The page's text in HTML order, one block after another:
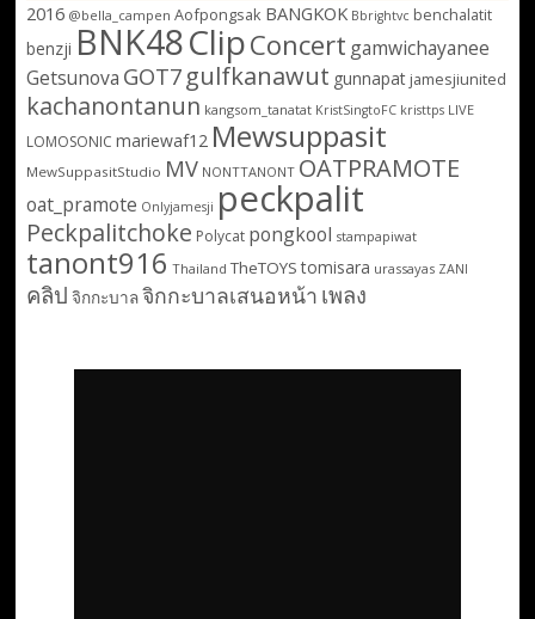
2016 @bella_campen Aofpongsak BANGKOK Bbrightvc benchalatit
benzji BNK48ClipConcert gamwichayanee
Getsunova GOT7 gulfkanawut gunnapat jamesjiunited
kachanontanun kangsom_tanatat KristSingtoFC kristtps LIVE
LOMOSONIC mariewaf12 Mewsuppasit
MewSuppasitStudio MV NONTTANONT OATPRAMOTE
oat_pramote Onlyjamesji peckpalit
Peckpalitchoke Polycat pongkool stampapiwat
tanont916 Thailand TheTOYS tomisara urassayas ZANI
คลิป จิกกะบาลจิกกะบาลเสนอหน้า เพลง